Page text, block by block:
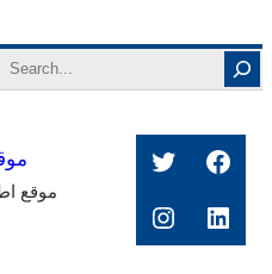
Search
موقع
Twitter